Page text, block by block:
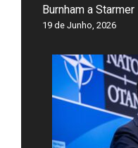
Burnham a Starmer
19 de Junho, 2026